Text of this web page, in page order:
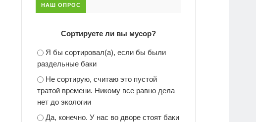
НАШ ОПРОС
Сортируете ли вы мусор?
Я бы сортировал(а), если бы были
раздельные баки
Не сортирую, считаю это пустой
тратой времени. Никому все равно дела
нет до экологии
Да, конечно. У нас во дворе стоят баки